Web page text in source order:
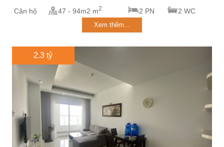
Căn hộ 47 - 94m2 m2 2 PN 2 WC
Xem thêm...
2.3 tỷ